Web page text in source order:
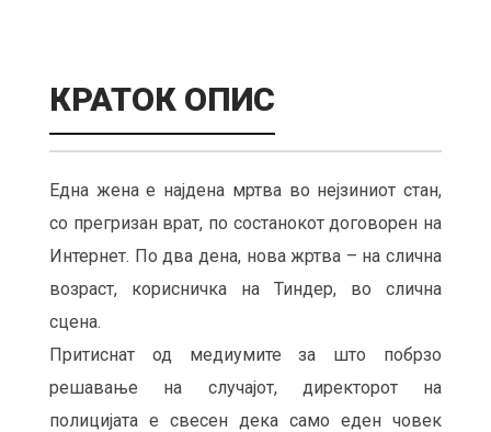
КРАТОК ОПИС
Една жена е најдена мртва во нејзиниот стан,
со прегризан врат, по состанокот договорен на
Интернет. По два дена, нова жртва – на слична
возраст, корисничка на Тиндер, во слична
сцена.
Притиснат од медиумите за што побрзо
решавање на случајот, директорот на
полицијата е свесен дека само еден човек